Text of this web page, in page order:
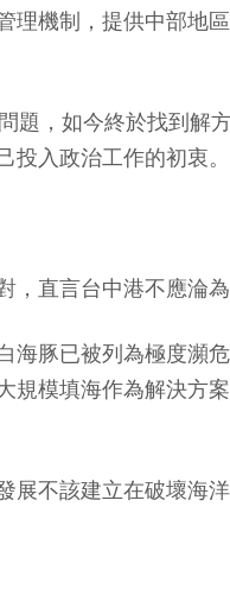
機制，提供中部地
題，如今終於找到解
入政治工作的初衷。
直言台中港不應淪為
豚已被列為極度瀕
模填海作為解決方
展不該建立在破壞海